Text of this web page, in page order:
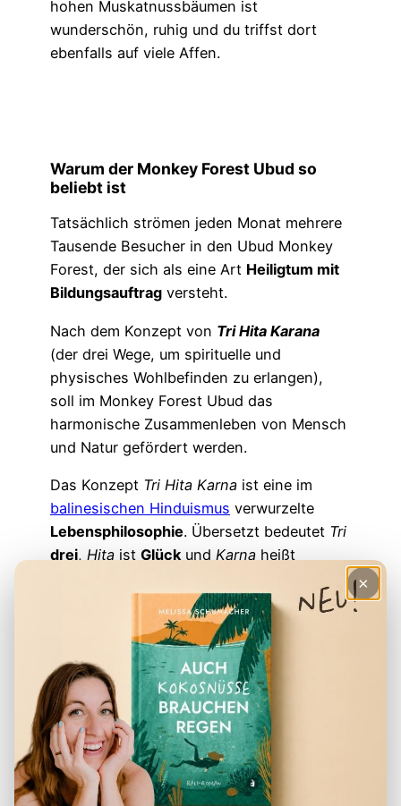
hohen Muskatnussbäumen ist
wunderschön, ruhig und du triffst dort
ebenfalls auf viele Affen.
Warum der Monkey Forest Ubud so
beliebt ist
Tatsächlich strömen jeden Monat mehrere
Tausende Besucher in den Ubud Monkey
Forest, der sich als eine Art Heiligtum mit
Bildungsauftrag versteht.
Nach dem Konzept von Tri Hita Karana
(der drei Wege, um spirituelle und
physisches Wohlbefinden zu erlangen),
soll im Monkey Forest Ubud das
harmonische Zusammenleben von Mensch
und Natur gefördert werden.
Das Konzept Tri Hita Karna ist eine im
balinesischen Hinduismus verwurzelte
Lebensphilosophie. Übersetzt bedeutet Tri
drei, Hita ist Glück und Karna heißt
Hast du das gewusst?
Die „drei Wege der körperlichen und
spirituellen Erleuchtung“ beschreiben die
harmonische Beziehung zwischen
Menschen untereinander, dem Menschen
und der Umwelt sowie die Beziehung zum
×